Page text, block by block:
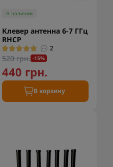
В наличии
Клевер антенна 6-7 ГГц
RHCP
2
520 грн. -15%
440 грн.
В корзину